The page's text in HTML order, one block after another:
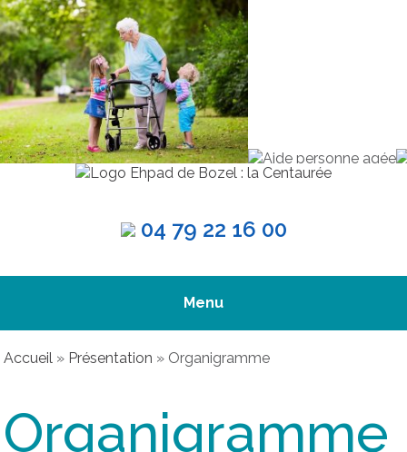
04 79 22 16 00
Menu
Accueil » Présentation » Organigramme
Organigramme